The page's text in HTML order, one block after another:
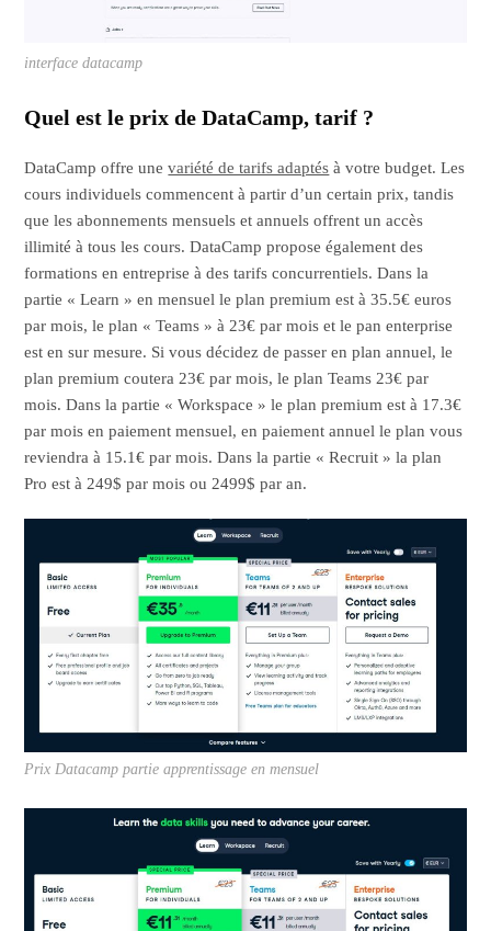
interface datacamp
Quel est le prix de DataCamp, tarif ?
DataCamp offre unevariété de tarifs adaptés à votre budget. Les
cours individuels commencent à partir d’un certain prix, tandis
que les abonnements mensuels et annuels offrent un accès
illimité à tous les cours. DataCamp propose également des
formations en entreprise à des tarifs concurrentiels. Dans la
partie « Learn » en mensuel le plan premium est à 35.5€ euros
par mois, le plan « Teams » à 23€ par mois et le pan enterprise
est en sur mesure. Si vous décidez de passer en plan annuel, le
plan premium coutera 23€ par mois, le plan Teams 23€ par
mois. Dans la partie « Workspace » le plan premium est à 17.3€
par mois en paiement mensuel, en paiement annuel le plan vous
reviendra à 15.1€ par mois. Dans la partie « Recruit » la plan
Pro est à 249$ par mois ou 2499$ par an.
Prix Datacamp partie apprentissage en mensuel